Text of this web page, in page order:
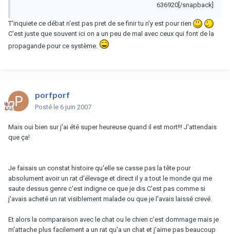
636920[/snapback]
T'inquiete ce débat n'est pas pret de se finir tu n'y est pour rien
C'est juste que souvent ici on a un peu de mal avec ceux qui font de la
propagande pour ce système.
porfporf
Posté le 6 juin 2007
Mais oui bien sur j'ai été super heureuse quand il est mort!!! J'attendais
que ça!
Je faisais un constat histoire qu'elle se casse pas la tête pour
absolument avoir un rat d'élevage et direct il y a tout le monde qui me
saute dessus genre c'est indigne ce que je dis.C'est pas comme si
j'avais acheté un rat visiblement malade ou que je l'avais laissé crevé.
Et alors la comparaison avec le chat ou le chien c'est dommage mais je
m'attache plus facilement a un rat qu'a un chat et j'aime pas beaucoup